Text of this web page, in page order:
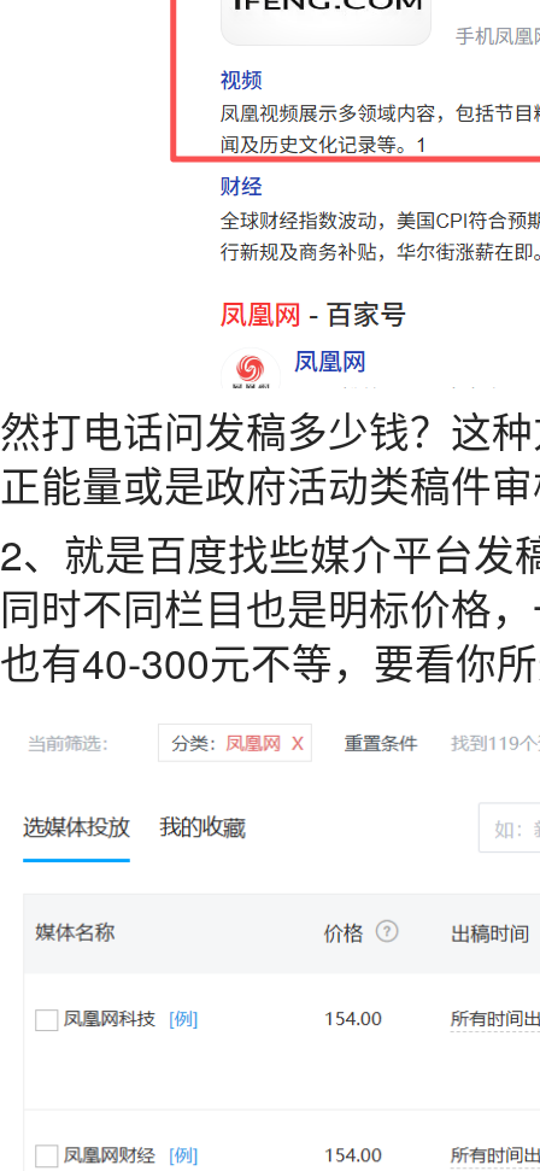
然打电话问发稿多少钱？这
正能量或是政府活动类稿件
2、就是百度找些媒介平台发
同时不同栏目也是明标价格
也有40-300元不等，要看你